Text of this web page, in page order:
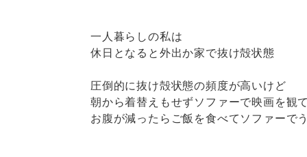
一人暮らしの私は
休日となると外出か家で抜け殻状態
圧倒的に抜け殻状態の頻度が高いけど
朝から着替えもせずソファーで映画を観て
お腹が減ったらご飯を食べてソファーで